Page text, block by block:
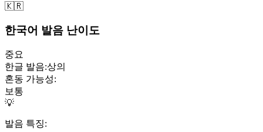
🇰🇷
한국어 발음 난이도
중요
한글 발음:상의
혼동 가능성:
보통
💡
발음 특징: